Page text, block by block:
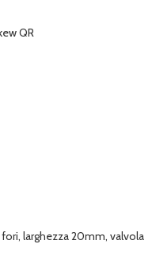
QR
larghezza 20mm, valvola